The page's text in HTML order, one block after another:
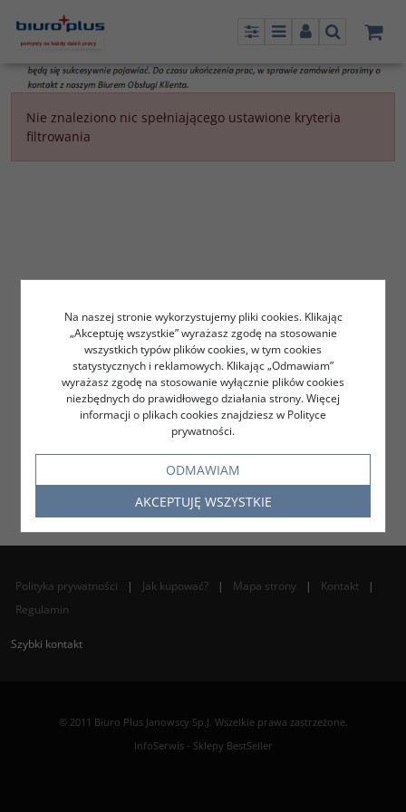
PanelMenuPanelSzukaj
Nie znaleziono nic spełniającego ustawione kryteria
filtrowania
Polityka prywatności | Jak kupować? | Mapa strony | Kontakt
|
Regulamin
Szybki kontakt
© 2011 Biuro Plus Janowscy Sp.J. Wszelkie prawa zastrzeżone.
InfoSerwis- Sklepy BestSeller
Na naszej stronie wykorzystujemy pliki cookies. Klikając
„Akceptuję wszystkie” wyrażasz zgodę na stosowanie
wszystkich typów plików cookies, w tym cookies
statystycznych i reklamowych. Klikając „Odmawiam”
wyrażasz zgodę na stosowanie wyłącznie plików cookies
niezbędnych do prawidłowego działania strony. Więcej
informacji o plikach cookies znajdziesz w Polityce
prywatności.
ODMAWIAM
AKCEPTUJĘ WSZYSTKIE